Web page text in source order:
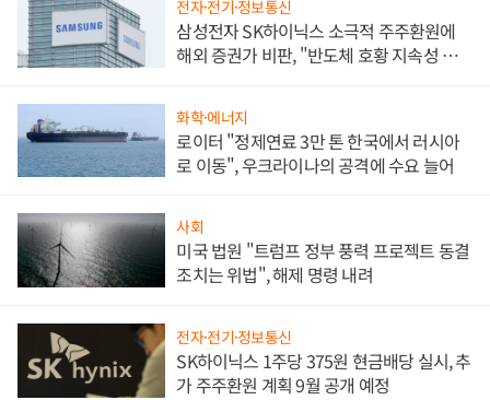
전자·전기·정보통신
삼성전자 SK하이닉스 소극적 주주환원에
해외 증권가 비판, "반도체 호황 지속성 의
화학·에너지
로이터 "정제연료 3만 톤 한국에서 러시아
로 이동", 우크라이나의 공격에 수요 늘어
사회
미국 법원 "트럼프 정부 풍력 프로젝트 동결
조치는 위법", 해제 명령 내려
전자·전기·정보통신
SK하이닉스 1주당 375원 현금배당 실시, 추
가 주주환원 계획 9월 공개 예정